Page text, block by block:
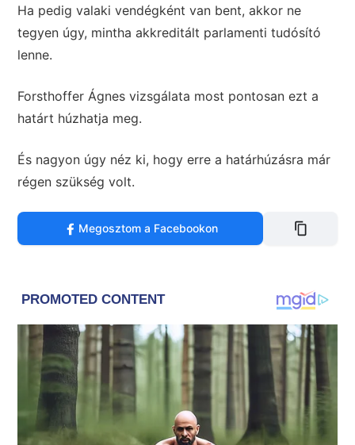
Ha pedig valaki vendégként van bent, akkor ne
tegyen úgy, mintha akkreditált parlamenti tudósító
lenne.
Forsthoffer Ágnes vizsgálata most pontosan ezt a
határt húzhatja meg.
És nagyon úgy néz ki, hogy erre a határhúzásra már
régen szükség volt.
Megosztom a Facebookon